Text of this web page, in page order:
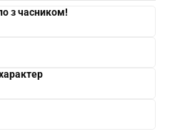
з часником!